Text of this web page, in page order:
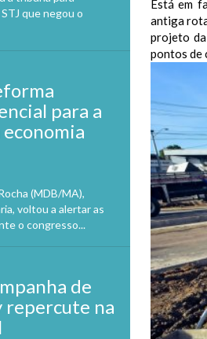
que negou o
para a
(MDB/MA),
voltou a alertar as
o congresso...
de
repercute na
Está em
antiga
projeto
pontos de